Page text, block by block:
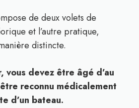
de deux volets de
et l’autre pratique,
distincte.
vous devez être âgé d’au
reconnu médicalement
d’un bateau.